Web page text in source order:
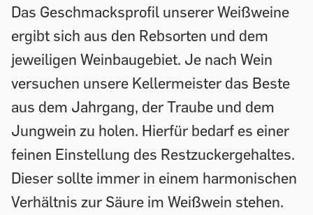
Das Geschmacksprofil unserer Weißweine
ergibt sich aus den Rebsorten und dem
jeweiligen Weinbaugebiet. Je nach Wein
versuchen unsere Kellermeister das Beste
aus dem Jahrgang, der Traube und dem
Jungwein zu holen. Hierfür bedarf es einer
feinen Einstellung des Restzuckergehaltes.
Dieser sollte immer in einem harmonischen
Verhältnis zur Säure im Weißwein stehen.